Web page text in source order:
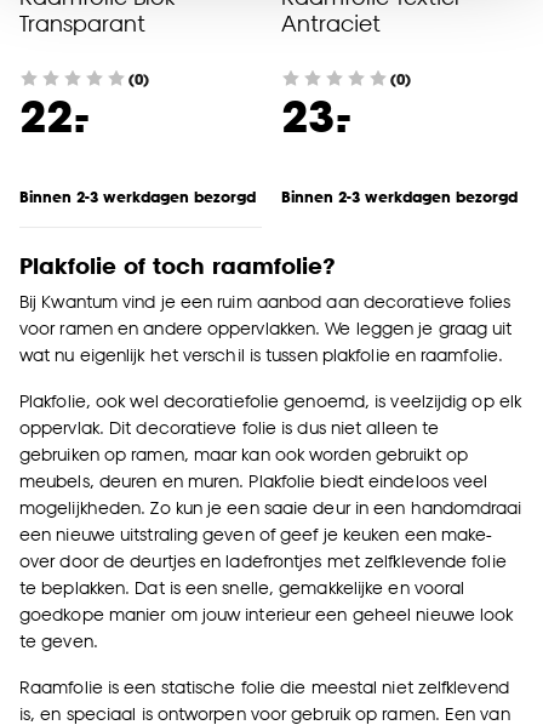
noodzakelijke cookies te accepteren. Je kunt er ook
voor kiezen om bepaalde cookies wel of niet te
klikken.
cookieverklaring.
Transparant
(0)
22.
-
Binnen 2-3 werkdagen bezorgd
Antraciet
(0)
23.
-
Binnen 2-3 werkdagen bezorgd
Plakfolie of toch raamfolie?
Bij Kwantum vind je een ruim aanbod aan decoratieve folies
voor ramen en andere oppervlakken. We leggen je graag uit
wat nu eigenlijk het verschil is tussen plakfolie en raamfolie.
Plakfolie, ook wel decoratiefolie genoemd, is veelzijdig op elk
oppervlak. Dit decoratieve folie is dus niet alleen te
gebruiken op ramen, maar kan ook worden gebruikt op
meubels, deuren en muren. Plakfolie biedt eindeloos veel
mogelijkheden. Zo kun je een saaie deur in een handomdraai
een nieuwe uitstraling geven of geef je keuken een make-
over door de deurtjes en ladefrontjes met zelfklevende folie
te beplakken. Dat is een snelle, gemakkelijke en vooral
goedkope manier om jouw interieur een geheel nieuwe look
te geven.
Raamfolie is een statische folie die meestal niet zelfklevend
is, en speciaal is ontworpen voor gebruik op ramen. Een van